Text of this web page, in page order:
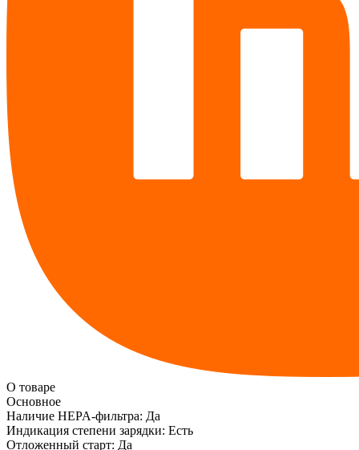
О товаре
Основное
Наличие HEPA-фильтра: Да
Индикация степени зарядки: Есть
Отложенный старт: Да